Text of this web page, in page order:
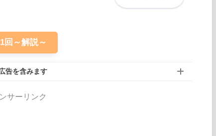
回～解説～
告を含みます
サーリンク